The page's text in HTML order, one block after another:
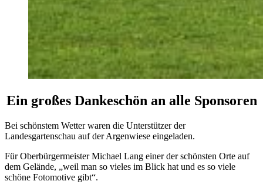
Ein großes Dankeschön an alle Sponsoren
Bei schönstem Wetter waren die Unterstützer der
Landesgartenschau auf der Argenwiese eingeladen.
Für Oberbürgermeister Michael Lang einer der schönsten Orte auf
dem Gelände, „weil man so vieles im Blick hat und es so viele
schöne Fotomotive gibt“.